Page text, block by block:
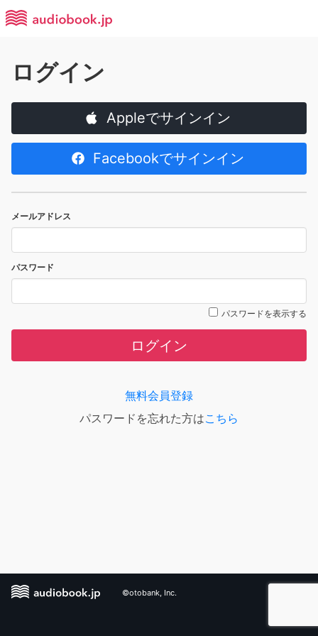
ログイン
Appleでサインイン
Facebookでサインイン
メールアドレス
パスワード
パスワードを表示する
ログイン
無料会員登録
パスワードを忘れた方はこちら
©otobank, Inc.